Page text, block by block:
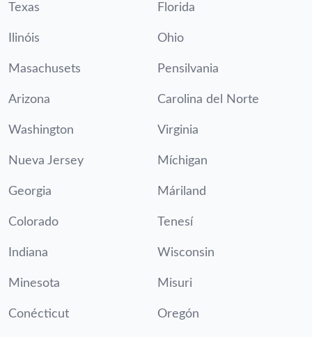
Texas Florida
Ilinóis Ohio
Masachusets Pensilvania
Arizona Carolina del Norte
Washington Virginia
Nueva Jersey Míchigan
Georgia Máriland
Colorado Tenesí
Indiana Wisconsin
Minesota Misuri
Conécticut Oregón